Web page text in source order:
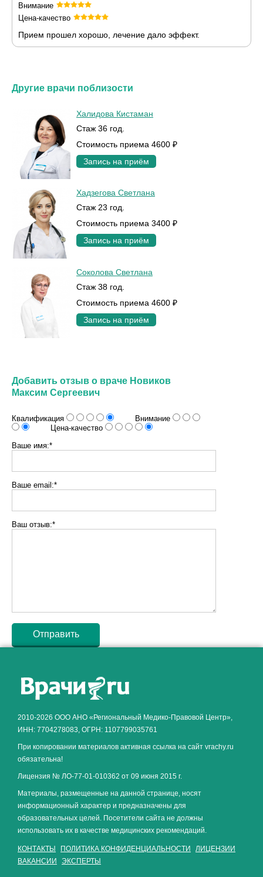
Внимание
Цена-качество
Прием прошел хорошо, лечение дало эффект.
Другие врачи поблизости
Халидова Кистаман
Стаж 36 год.
Стоимость приема 4600 ₽
Запись на приём
Хадзегова Светлана
Стаж 23 год.
Стоимость приема 3400 ₽
Запись на приём
Соколова Светлана
Стаж 38 год.
Стоимость приема 4600 ₽
Запись на приём
Добавить отзыв о враче Новиков
Максим Сергеевич
Квалификация
Внимание
Цена-качество
Ваше имя:*
Ваше email:*
Ваш отзыв:*
2010-2026 ООО АНО «Региональный Медико-Правовой Центр»,
ИНН: 7704278083, ОГРН: 1107799035761
При копировании материалов активная ссылка на сайт vrachy.ru
обязательна!
Лицензия № ЛО-77-01-010362 от 09 июня 2015 г.
Материалы, размещенные на данной странице, носят
информационный характер и предназначены для
образовательных целей. Посетители сайта не должны
использовать их в качестве медицинских рекомендаций.
КОНТАКТЫ ПОЛИТИКА КОНФИДЕНЦИАЛЬНОСТИ
ЛИЦЕНЗИИ
ВАКАНСИИ
ЭКСПЕРТЫ